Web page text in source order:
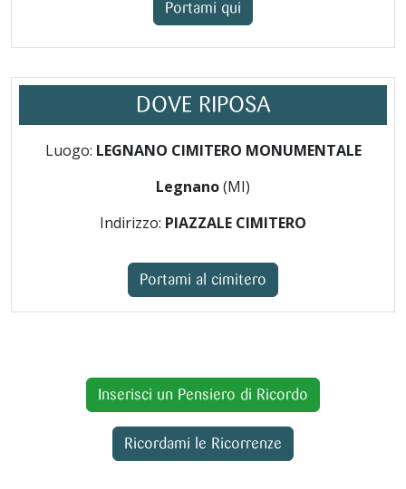
Portami qui
DOVE RIPOSA
Luogo: LEGNANO CIMITERO MONUMENTALE
Legnano(MI)
Indirizzo: PIAZZALE CIMITERO
Portami al cimitero
Inserisci un Pensiero di Ricordo
Ricordami le Ricorrenze